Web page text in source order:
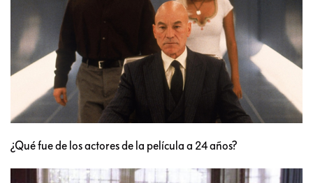
¿Qué fue de los actores de la película a 24 años?